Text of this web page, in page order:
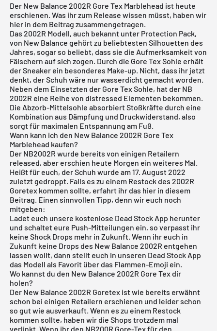
Der New Balance 2002R Gore Tex Marblehead ist heute
erschienen. Was ihr zum Release wissen müsst, haben wir
hier in dem Beitrag zusammengetragen.
Das 2002R Modell, auch bekannt unter Protection Pack,
von New Balance gehört zu beliebtesten Silhouetten des
Jahres, sogar so beliebt, dass sie die Aufmerksamkeit von
Fälschern auf sich zogen. Durch die Gore Tex Sohle erhält
der Sneaker ein besonderes Make-up. Nicht, dass ihr jetzt
denkt, der Schuh wäre nur wasserdicht gemacht worden.
Neben dem Einsetzten der Gore Tex Sohle, hat der NB
2002R eine Reihe von distressed Elementen bekommen.
Die Abzorb-Mittelsohle absorbiert Stoßkräfte durch eine
Kombination aus Dämpfung und Druckwiderstand, also
sorgt für maximalen Entspannung am Fuß.
Wann kann ich den New Balance 2002R Gore Tex
Marblehead kaufen?
Der NB2002R wurde bereits von einigen Retailern
released, aber erschien heute Morgen ein weiteres Mal.
Heißt für euch, der Schuh wurde am 17. August 2022
zuletzt gedroppt. Falls es zu einem Restock des 2002R
Goretex kommen sollte, erfahrt ihr das hier in diesem
Beitrag. Einen sinnvollen Tipp, denn wir euch noch
mitgeben:
Ladet euch unsere kostenlose Dead Stock App herunter
und schaltet eure Push-Mitteilungen ein, so verpasst ihr
keine Shock Drops mehr in Zukunft. Wenn ihr euch in
Zukunft keine Drops des New Balance 2002R entgehen
lassen wollt, dann stellt euch in unseren Dead Stock App
das Modell als Favorit über das Flammen-Emoji ein.
Wo kannst du den New Balance 2002R Gore Tex dir
holen?
Der New Balance 2002R Goretex ist wie bereits erwähnt
schon bei einigen Retailern erschienen und leider schon
so gut wie ausverkauft. Wenn es zu einem Restock
kommen sollte, haben wir die Shops trotzdem mal
verlinkt. Wenn ihr den NB200R Gore-Tex für den